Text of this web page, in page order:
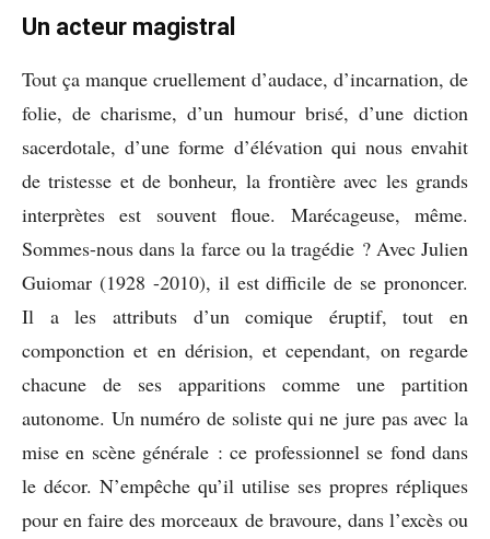
Un acteur magistral
Tout ça manque cruellement d’audace, d’incarnation, de
folie, de charisme, d’un humour brisé, d’une diction
sacerdotale, d’une forme d’élévation qui nous envahit
de tristesse et de bonheur, la frontière avec les grands
interprètes est souvent floue. Marécageuse, même.
Sommes-nous dans la farce ou la tragédie ? Avec Julien
Guiomar (1928 -2010), il est difficile de se prononcer.
Il a les attributs d’un comique éruptif, tout en
componction et en dérision, et cependant, on regarde
chacune de ses apparitions comme une partition
autonome. Un numéro de soliste qui ne jure pas avec la
mise en scène générale : ce professionnel se fond dans
le décor. N’empêche qu’il utilise ses propres répliques
pour en faire des morceaux de bravoure, dans l’excès ou